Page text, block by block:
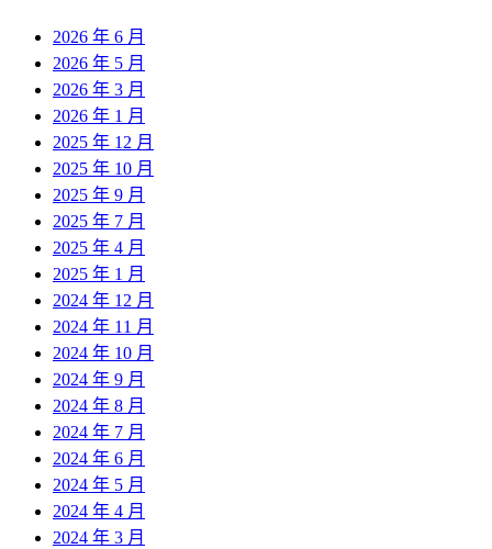
2026 年 6 月
2026 年 5 月
2026 年 3 月
2026 年 1 月
2025 年 12 月
2025 年 10 月
2025 年 9 月
2025 年 7 月
2025 年 4 月
2025 年 1 月
2024 年 12 月
2024 年 11 月
2024 年 10 月
2024 年 9 月
2024 年 8 月
2024 年 7 月
2024 年 6 月
2024 年 5 月
2024 年 4 月
2024 年 3 月